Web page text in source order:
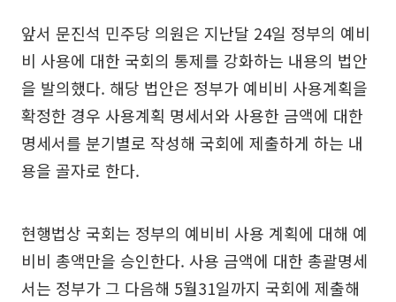
앞서 문진석 민주당 의원은 지난달 24일 정부의 예비
비 사용에 대한 국회의 통제를 강화하는 내용의 법안
을 발의했다. 해당 법안은 정부가 예비비 사용계획을
확정한 경우 사용계획 명세서와 사용한 금액에 대한
명세서를 분기별로 작성해 국회에 제출하게 하는 내
용을 골자로 한다.
현행법상 국회는 정부의 예비비 사용 계획에 대해 예
비비 총액만을 승인한다. 사용 금액에 대한 총괄명세
서는 정부가 그 다음해 5월31일까지 국회에 제출해